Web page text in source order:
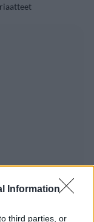
Information
third parties, or